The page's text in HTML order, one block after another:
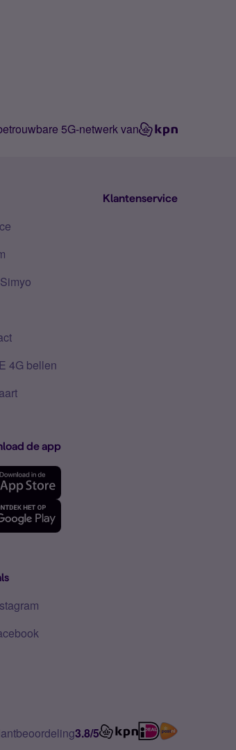
5G-netwerk van
Klantenservice
4G bellen
de app
3.8/5